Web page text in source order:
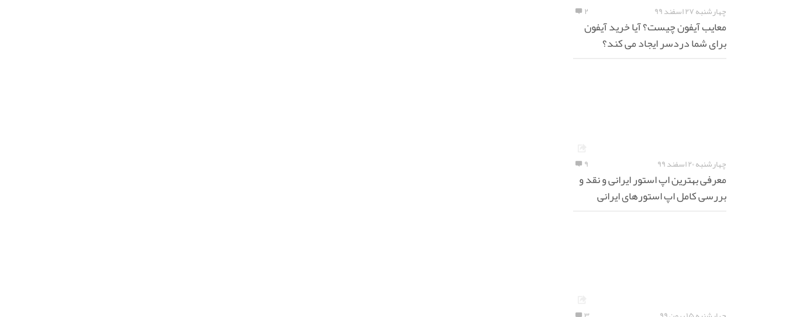
چهارشنبه ۲۷ اسفند ۹۹ ۲
معایب آیفون چیست؟ آیا خرید آیفون
برای شما دردسر ایجاد می کند؟
چهارشنبه ۲۰ اسفند ۹۹ ۹
معرفی بهترین اپ استور ایرانی و نقد و
بررسی کامل اپ استورهای ایرانی